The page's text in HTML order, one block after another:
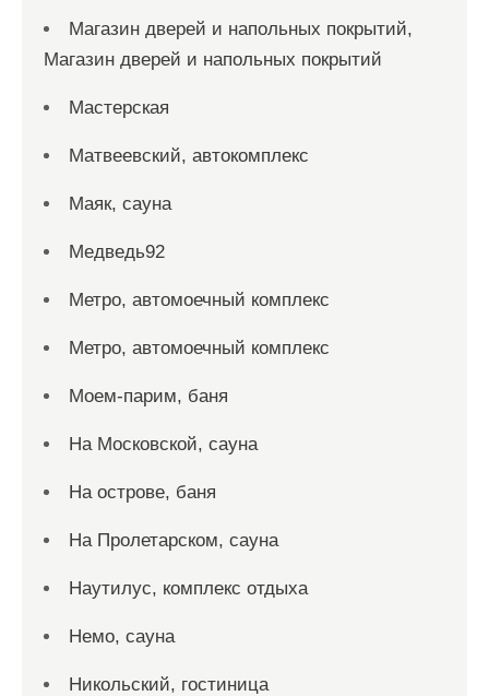
Магазин дверей и напольных покрытий,
Магазин дверей и напольных покрытий
Мастерская
Матвеевский, автокомплекс
Маяк, сауна
Медведь92
Метро, автомоечный комплекс
Метро, автомоечный комплекс
Моем-парим, баня
На Московской, сауна
На острове, баня
На Пролетарском, сауна
Наутилус, комплекс отдыха
Немо, сауна
Никольский, гостиница